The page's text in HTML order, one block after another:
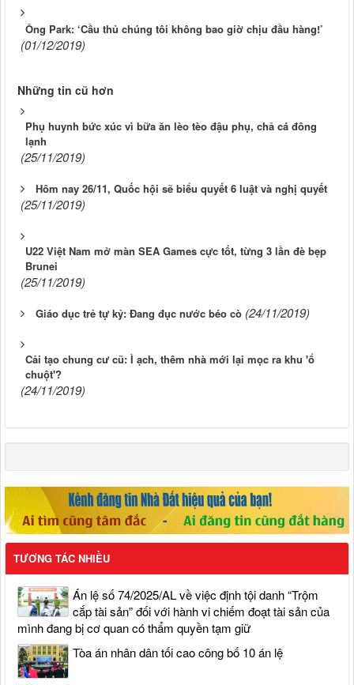
Ông Park: ‘Cầu thủ chúng tôi không bao giờ chịu đầu hàng!’
(01/12/2019)
Những tin cũ hơn
Phụ huynh bức xúc vì bữa ăn lèo tèo đậu phụ, chả cá đông
lạnh
(25/11/2019)
Hôm nay 26/11, Quốc hội sẽ biểu quyết 6 luật và nghị quyết
(25/11/2019)
U22 Việt Nam mở màn SEA Games cực tốt, từng 3 lần đè bẹp
Brunei
(25/11/2019)
Giáo dục trẻ tự kỷ: Đang đục nước béo cò (24/11/2019)
Cải tạo chung cư cũ: Ì ạch, thêm nhà mới lại mọc ra khu 'ổ
chuột'?
(24/11/2019)
TƯƠNG TÁC NHIỀU
Án lệ số 74/2025/AL về việc định tội danh “Trộm
cắp tài sản” đối với hành vi chiếm đoạt tài sản của
mình đang bị cơ quan có thẩm quyền tạm giữ
Tòa án nhân dân tối cao công bố 10 án lệ